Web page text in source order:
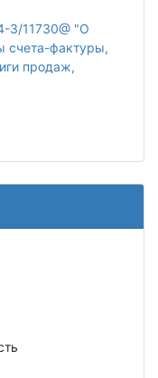
3/11730@ "О
счета-фактуры,
продаж,